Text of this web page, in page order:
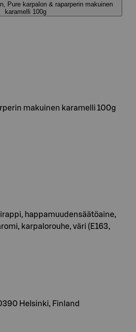
Pure karpalon & raparperin makuinen
karamelli 100g
makuinen karamelli 100g
happamuudensäätöaine,
karpalorouhe, väri (E163,
Helsinki, Finland